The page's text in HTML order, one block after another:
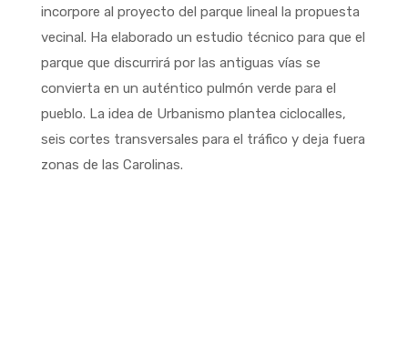
incorpore al proyecto del parque lineal la propuesta
vecinal. Ha elaborado un estudio técnico para que el
parque que discurrirá por las antiguas vías se
convierta en un auténtico pulmón verde para el
pueblo. La idea de Urbanismo plantea ciclocalles,
seis cortes transversales para el tráfico y deja fuera
zonas de las Carolinas.